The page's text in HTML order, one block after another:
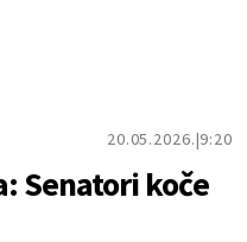
20.05.2026. 9:20
Senatori koče